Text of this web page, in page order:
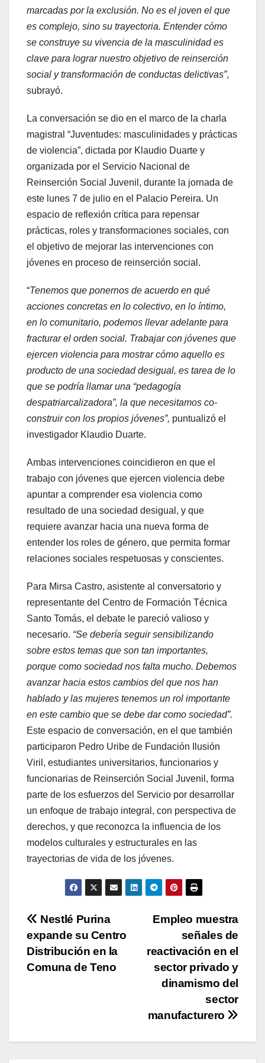
marcadas por la exclusión. No es el joven el que
es complejo, sino su trayectoria. Entender cómo
se construye su vivencia de la masculinidad es
clave para lograr nuestro objetivo de reinserción
social y transformación de conductas delictivas”,
subrayó.
La conversación se dio en el marco de la charla
magistral “Juventudes: masculinidades y prácticas
de violencia”, dictada por Klaudio Duarte y
organizada por el Servicio Nacional de
Reinserción Social Juvenil, durante la jornada de
este lunes 7 de julio en el Palacio Pereira. Un
espacio de reflexión crítica para repensar
prácticas, roles y transformaciones sociales, con
el objetivo de mejorar las intervenciones con
jóvenes en proceso de reinserción social.
“Tenemos que ponernos de acuerdo en qué
acciones concretas en lo colectivo, en lo íntimo,
en lo comunitario, podemos llevar adelante para
fracturar el orden social. Trabajar con jóvenes que
ejercen violencia para mostrar cómo aquello es
producto de una sociedad desigual, es tarea de lo
que se podría llamar una “pedagogía
despatriarcalizadora”, la que necesitamos co-
construir con los propios jóvenes”, puntualizó el
investigador Klaudio Duarte.
Ambas intervenciones coincidieron en que el
trabajo con jóvenes que ejercen violencia debe
apuntar a comprender esa violencia como
resultado de una sociedad desigual, y que
requiere avanzar hacia una nueva forma de
entender los roles de género, que permita formar
relaciones sociales respetuosas y conscientes.
Para Mirsa Castro, asistente al conversatorio y
representante del Centro de Formación Técnica
Santo Tomás, el debate le pareció valioso y
necesario. “Se debería seguir sensibilizando
sobre estos temas que son tan importantes,
porque como sociedad nos falta mucho. Debemos
avanzar hacia estos cambios del que nos han
hablado y las mujeres tenemos un rol importante
en este cambio que se debe dar como sociedad”.
Este espacio de conversación, en el que también
participaron Pedro Uribe de Fundación Ilusión
Viril, estudiantes universitarios, funcionarios y
funcionarias de Reinserción Social Juvenil, forma
parte de los esfuerzos del Servicio por desarrollar
un enfoque de trabajo integral, con perspectiva de
derechos, y que reconozca la influencia de los
modelos culturales y estructurales en las
trayectorias de vida de los jóvenes.
Navegación
de
entradas
Empleo muestra
señales de
reactivación en el
sector privado y
dinamismo del
sector
manufacturero
Nestlé Purina
expande su Centro
Distribución en la
Comuna de Teno